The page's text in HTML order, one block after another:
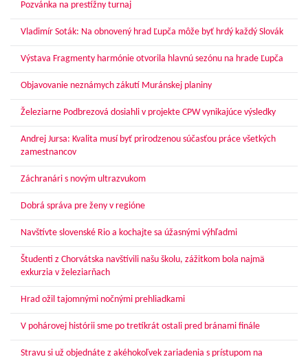
Pozvánka na prestížny turnaj
Vladimír Soták: Na obnovený hrad Ľupča môže byť hrdý každý Slovák
Výstava Fragmenty harmónie otvorila hlavnú sezónu na hrade Ľupča
Objavovanie neznámych zákutí Muránskej planiny
Železiarne Podbrezová dosiahli v projekte CPW vynikajúce výsledky
Andrej Jursa: Kvalita musí byť prirodzenou súčasťou práce všetkých
zamestnancov
Záchranári s novým ultrazvukom
Dobrá správa pre ženy v regióne
Navštívte slovenské Rio a kochajte sa úžasnými výhľadmi
Študenti z Chorvátska navštívili našu školu, zážitkom bola najmä
exkurzia v železiarňach
Hrad ožil tajomnými nočnými prehliadkami
V pohárovej histórii sme po tretíkrát ostali pred bránami finále
Stravu si už objednáte z akéhokoľvek zariadenia s prístupom na